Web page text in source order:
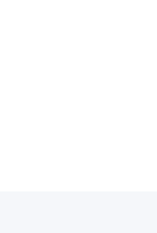
009采购人名称：石家庄